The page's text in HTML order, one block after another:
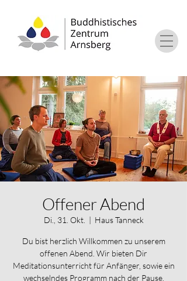
Offener Abend
Di., 31. Okt.
  |
Haus Tanneck
Du bist herzlich Willkommen zu unserem
offenen Abend. Wir bieten Dir
Meditationsunterricht für Anfänger, sowie ein
wechselndes Programm nach der Pause.